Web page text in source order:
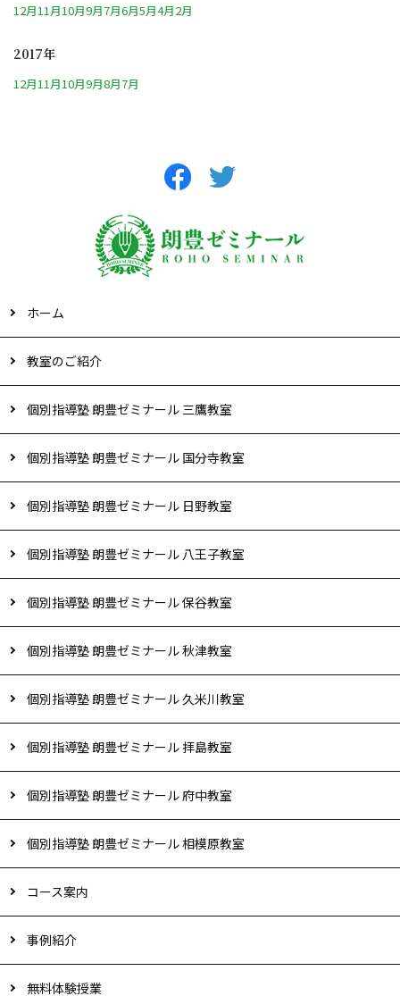
12月11月10月9月7月6月5月4月2月
2017年
12月11月10月9月8月7月
ホーム
教室のご紹介
個別指導塾 朗豊ゼミナール 三鷹教室
個別指導塾 朗豊ゼミナール 国分寺教室
個別指導塾 朗豊ゼミナール 日野教室
個別指導塾 朗豊ゼミナール 八王子教室
個別指導塾 朗豊ゼミナール 保谷教室
個別指導塾 朗豊ゼミナール 秋津教室
個別指導塾 朗豊ゼミナール 久米川教室
個別指導塾 朗豊ゼミナール 拝島教室
個別指導塾 朗豊ゼミナール 府中教室
個別指導塾 朗豊ゼミナール 相模原教室
コース案内
事例紹介
無料体験授業